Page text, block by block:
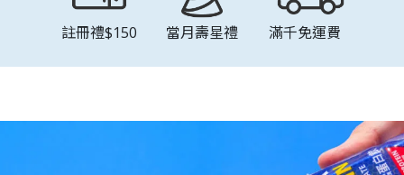
註冊禮$150 當月壽星禮 滿千免運費